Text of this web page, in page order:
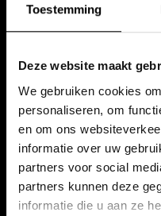
Toestemming
Deze website maakt
We gebruiken cookies
personaliseren, om
en om ons
informatie over uw
partners voor social
partners kunnen deze
informatie die u aan ze
willen het gebouw
muziek- en
DE
IN OPERA